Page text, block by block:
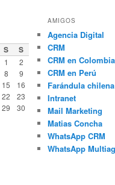
S S
1
2
8
9
15
16
22
23
29
30
AMIGOS
Agencia Digital
CRM
CRM en Colombia
CRM en Perú
Farándula chilena
Intranet
Mail Marketing
Matias Concha
WhatsApp CRM
WhatsApp